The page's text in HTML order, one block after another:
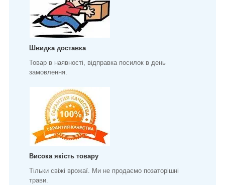
Швидка доставка
Товар в наявності, відправка посилок в день
замовлення.
Висока якість товару
Тільки свіжі врожаї. Ми не продаємо позаторішні
трави.